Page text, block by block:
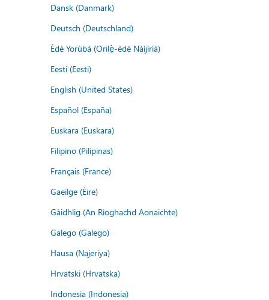
Dansk (Danmark)
Deutsch (Deutschland)
Èdè Yorùbá (Orilẹ̀-èdè Nàìjíríà)
Eesti (Eesti)
English (United States)
Español (España)
Euskara (Euskara)
Filipino (Pilipinas)
Français (France)
Gaeilge (Éire)
Gàidhlig (An Rìoghachd Aonaichte)
Galego (Galego)
Hausa (Najeriya)
Hrvatski (Hrvatska)
Indonesia (Indonesia)